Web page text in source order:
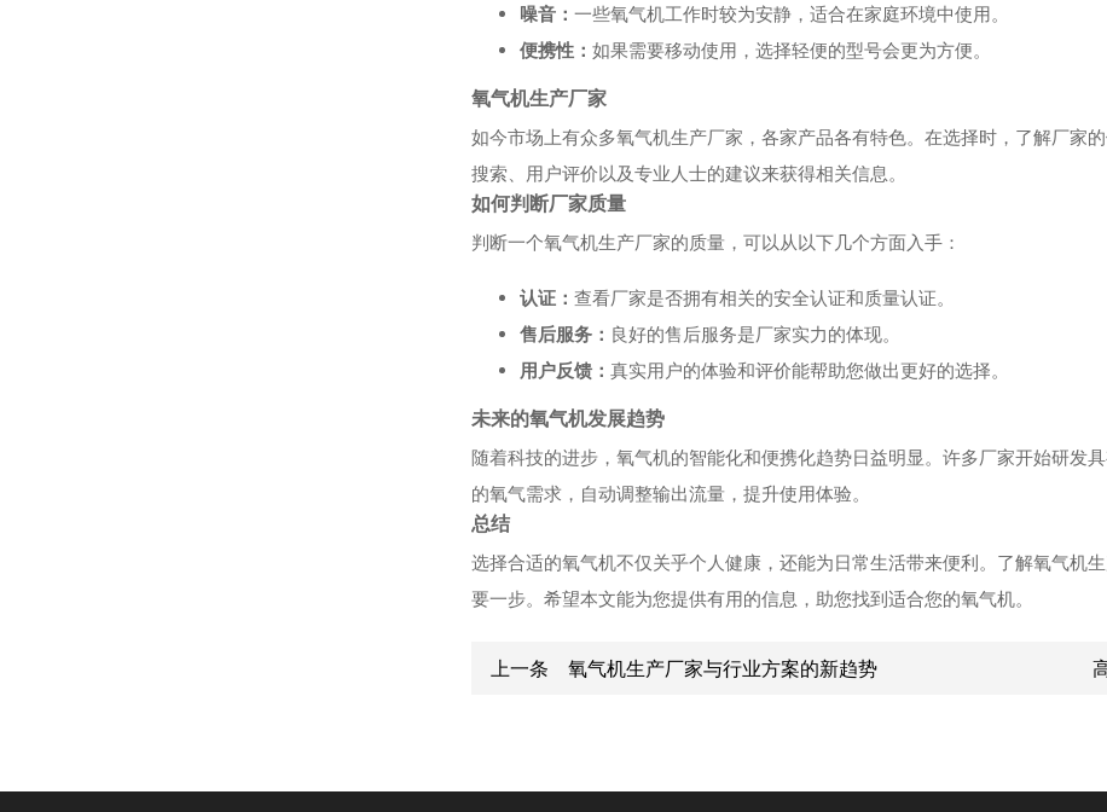
噪音：一些氧气机工作时较为安静，适合在家庭环境中使用。
便携性：如果需要移动使用，选择轻便的型号会更为方便。
氧气机生产厂家
如今市场上有众多氧气机生产厂家，各家产品各有特色。在选择时，了解厂家
搜索、用户评价以及专业人士的建议来获得相关信息。
如何判断厂家质量
判断一个氧气机生产厂家的质量，可以从以下几个方面入手：
认证：查看厂家是否拥有相关的安全认证和质量认证。
售后服务： 良好的售后服务是厂家实力的体现。
用户反馈：真实用户的体验和评价能帮助您做出更好的选择。
未来的氧气机发展趋势
随着科技的进步，氧气机的智能化和便携化趋势日益明显。许多厂家开始研发
的氧气需求，自动调整输出流量，提升使用体验。
总结
选择合适的氧气机不仅关乎个人健康，还能为日常生活带来便利。了解氧气机
要一步。希望本文能为您提供有用的信息，助您找到适合您的氧气机。
上一条 氧气机生产厂家与行业方案的新趋势